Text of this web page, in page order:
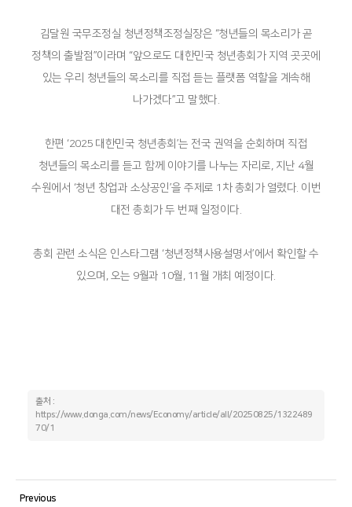
김달원 국무조정실 청년정책조정실장은 “청년들의 목소리가 곧
정책의 출발점”이라며 “앞으로도 대한민국 청년총회가 지역 곳곳에
있는 우리 청년들의 목소리를 직접 듣는 플랫폼 역할을 계속해
나가겠다”고 말했다.
한편 ‘2025 대한민국 청년총회’는 전국 권역을 순회하며 직접
청년들의 목소리를 듣고 함께 이야기를 나누는 자리로, 지난 4월
수원에서 ‘청년 창업과 소상공인’을 주제로 1차 총회가 열렸다. 이번
대전 총회가 두 번째 일정이다.
총회 관련 소식은 인스타그램 ‘청년정책사용설명서’에서 확인할 수
있으며, 오는 9월과 10월, 11월 개최 예정이다.
출처 :
https://www.donga.com/news/Economy/article/all/20250825/1322489
70/1
Previous